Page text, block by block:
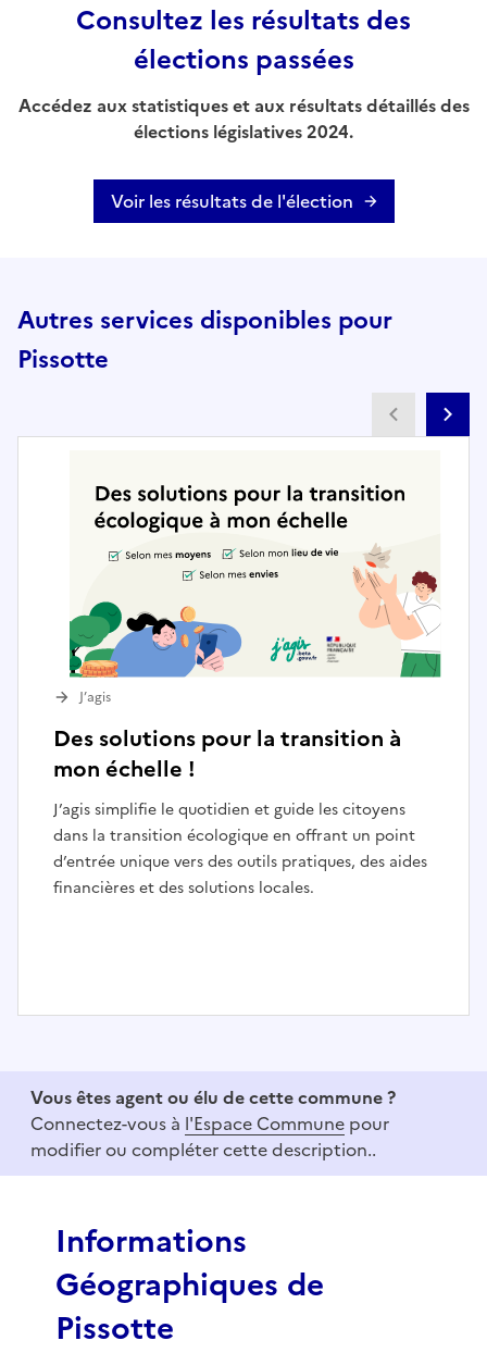
Consultez les résultats des
élections passées
Accédez aux statistiques et aux résultats détaillés des
élections législatives 2024.
Voir les résultats de l'élection
Autres services disponibles pour
Pissotte
Des solutions pour la transition à
mon échelle !
J’agis simplifie le quotidien et guide les citoyens
dans la transition écologique en offrant un point
d’entrée unique vers des outils pratiques, des aides
financières et des solutions locales.
J’agis
f
Vous êtes agent ou élu de cette commune ?
Connectez-vous à l'Espace Commune pour
modifier ou compléter cette description..
Informations
Géographiques de
Pissotte